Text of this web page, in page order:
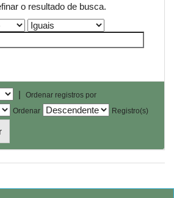
o resultado de busca.
|
Ordenar registros por
Ordenar
Registro(s)